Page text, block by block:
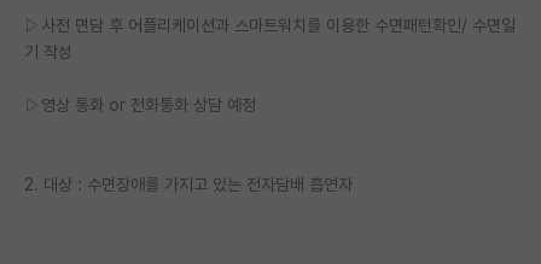
▷사전 면담 후 어플리케이션과 스마트워치를 이용한 수면패턴확인/ 수면일
기 작성
▷영상 통화 or 전화통화 상담 예정
2. 대상 : 수면장애를 가지고 있는 전자담배 흡연자